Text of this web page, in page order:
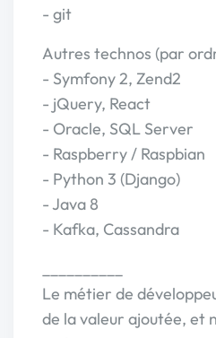
- git
Autres technos (par
- Symfony 2, Zend2
- jQuery, React
- Oracle, SQL Server
- Raspberry / Raspbian
- Python 3 (Django)
- Java 8
- Kafka, Cassandra
Le métier de
de la valeur ajoutée, et